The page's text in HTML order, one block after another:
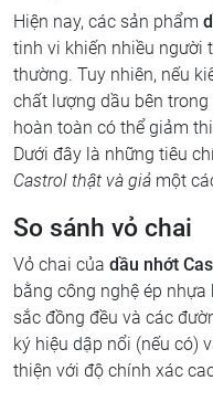
Hiện nay, các sản phẩm
tinh vi khiến nhiều người
thường. Tuy nhiên, nếu
chất lượng dầu bên
hoàn toàn có thể giảm
Dưới đây là những tiêu
Castrol thật và giả một
So sánh vỏ chai
Vỏ chai của dầu nhớt
bằng công nghệ ép
sắc đồng đều và các
ký hiệu dập nổi (nếu có)
thiện với độ chính xác